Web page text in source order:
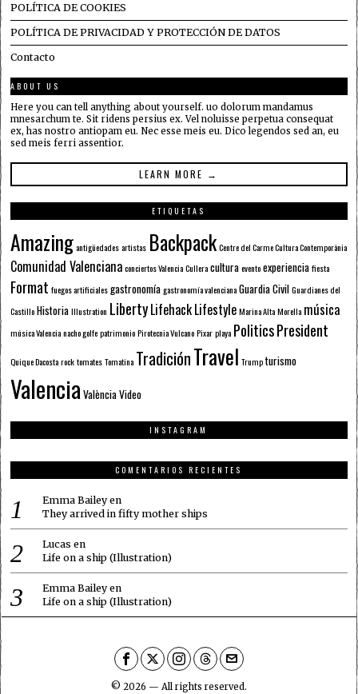
POLÍTICA DE COOKIES
POLÍTICA DE PRIVACIDAD Y PROTECCIÓN DE DATOS
Contacto
ABOUT US
Here you can tell anything about yourself. uo dolorum mandamus
mnesarchum te. Sit ridens persius ex. Vel noluisse perpetua consequat
ex, has nostro antiopam eu. Nec esse meis eu. Dico legendos sed an, eu
sed meis ferri assentior.
LEARN MORE →
ETIQUETAS
Amazing antigüedades artistas Backpack Centre del Carme Cultura Contemporània
Comunidad Valenciana conciertos Valencia Cullera cultura evento experiencia fiesta
Format fuegos artificiales gastronomía gastronomía valenciana Guardia Civil Guardianes del
Castillo Historia Illustration LibertyLifehackLifestyle Marina Alta Morella música
música Valencia nacho golfe patrimonio Pirotecnia Vulcano Pixar playa PoliticsPresident
Quique Dacosta rock tomates Tomatina TradiciónTravel Trump turismo
Valencia ValènciaVideo
INSTAGRAM
COMENTARIOS RECIENTES
Emma Baileyen
They arrived in fifty mother ships
Lucas en
Life on a ship (Illustration)
Emma Baileyen
Life on a ship (Illustration)
© 2026 — All rights reserved.